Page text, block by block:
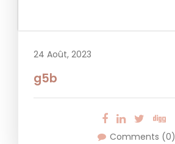
24 Août, 2023
g5b
Comments (0)